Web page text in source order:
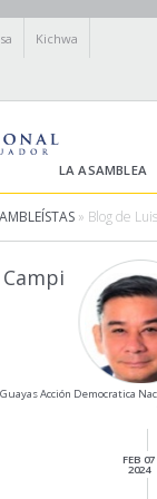
Kichwa
LA ASAMBLEA
» Blog de
Acción Democratica
FEB 07
2024